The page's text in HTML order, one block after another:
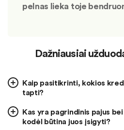
pelnas lieka toje
Dažniausiai
Kaip pasitikrinti, kokios
tapti?
Kas yra pagrindinis pajus
kodėl būtina juos įsigyti?